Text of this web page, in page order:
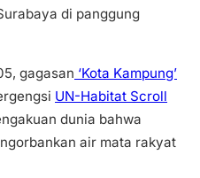
di panggung
gagasan ‘Kota Kampung’
UN-Habitat Scroll
dunia bahwa
air mata rakyat